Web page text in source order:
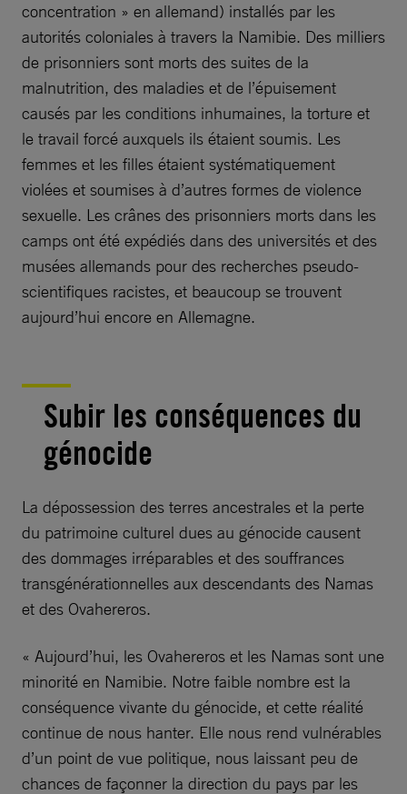
concentration » en allemand) installés par les
autorités coloniales à travers la Namibie. Des milliers
de prisonniers sont morts des suites de la
malnutrition, des maladies et de l’épuisement
causés par les conditions inhumaines, la torture et
le travail forcé auxquels ils étaient soumis. Les
femmes et les filles étaient systématiquement
violées et soumises à d’autres formes de violence
sexuelle. Les crânes des prisonniers morts dans les
camps ont été expédiés dans des universités et des
musées allemands pour des recherches pseudo-
scientifiques racistes, et beaucoup se trouvent
aujourd’hui encore en Allemagne.
Subir les conséquences du
génocide
La dépossession des terres ancestrales et la perte
du patrimoine culturel dues au génocide causent
des dommages irréparables et des souffrances
transgénérationnelles aux descendants des Namas
et des Ovahereros.
« Aujourd’hui, les Ovahereros et les Namas sont une
minorité en Namibie. Notre faible nombre est la
conséquence vivante du génocide, et cette réalité
continue de nous hanter. Elle nous rend vulnérables
d’un point de vue politique, nous laissant peu de
chances de façonner la direction du pays par les